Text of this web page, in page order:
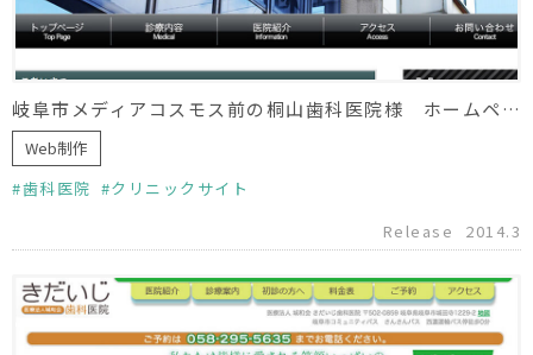
岐阜市メディアコスモス前の桐山歯科医院様 ホームページ制作
Web制作
歯科医院
クリニックサイト
Release
2014.3